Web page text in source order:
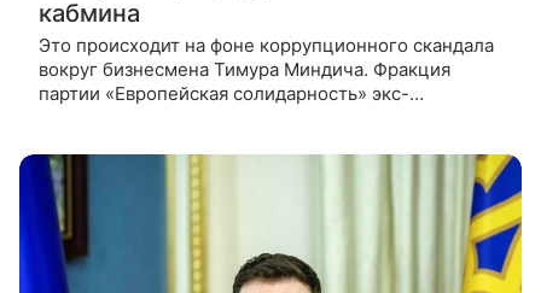
кабмина
Это происходит на фоне коррупционного скандала
вокруг бизнесмена Тимура Миндича. Фракция
партии «Европейская солидарность» экс-
экстремистской деятельности или террори